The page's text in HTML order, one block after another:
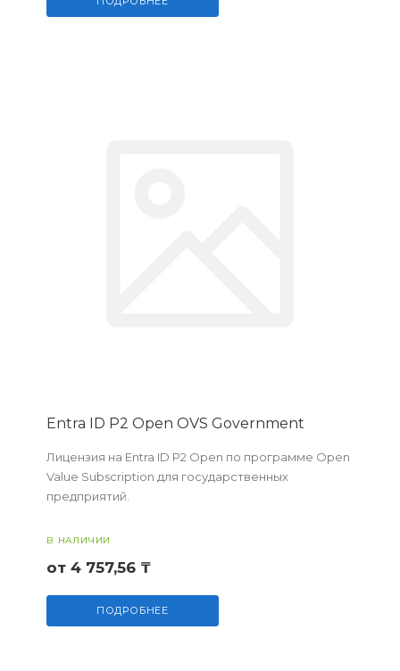
Entra ID P2 Open OVS Government
Лицензия на Entra ID P2 Open по программе Open
Value Subscription для государственных
предприятий.
В НАЛИЧИИ
от 4 757,56 ₸
ПОДРОБНЕЕ